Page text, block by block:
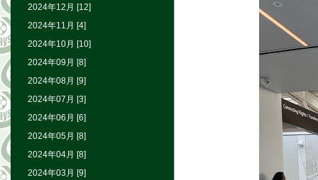
2024年12月 [12]
2024年11月 [4]
2024年10月 [10]
2024年09月 [8]
2024年08月 [9]
2024年07月 [3]
2024年06月 [6]
2024年05月 [8]
2024年04月 [8]
2024年03月 [9]